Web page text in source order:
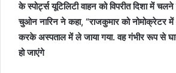
के स्पोर्ट्स यूटिलिटी वाहन को विपरीत दिशा में चलने
चुओन नारिन ने कहा, “राजकुमार को नोमोक्रेटर में
करके अस्पताल में ले जाया गया. वह गंभीर रूप से
हो जाएंगे